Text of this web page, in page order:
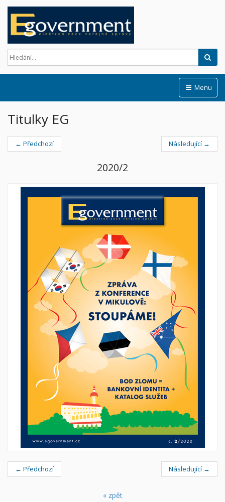
Menu
Titulky EG
← Předchozí Následující →
2020/2
← Předchozí Následující →
« zpět